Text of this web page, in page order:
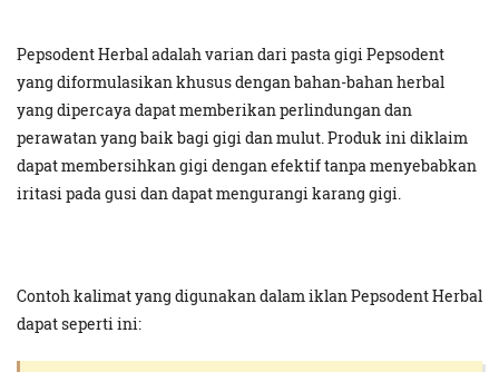
Pepsodent Herbal adalah varian dari pasta gigi Pepsodent
yang diformulasikan khusus dengan bahan-bahan herbal
yang dipercaya dapat memberikan perlindungan dan
perawatan yang baik bagi gigi dan mulut. Produk ini diklaim
dapat membersihkan gigi dengan efektif tanpa menyebabkan
iritasi pada gusi dan dapat mengurangi karang gigi.
Contoh kalimat yang digunakan dalam iklan Pepsodent Herbal
dapat seperti ini: